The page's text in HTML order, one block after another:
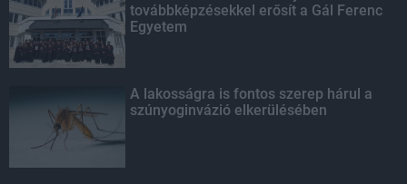
továbbképzésekkel erősít a Gál Ferenc
Egyetem
A lakosságra is fontos szerep hárul a
szúnyoginvázió elkerülésében